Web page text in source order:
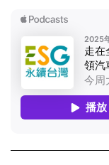
2025／03／19 (三) 活動時間：09:00-
地點：遠東香
南路二段201號） 活動主題：打造零碳經
永續布局 活動網址：
https://
VOLVO如何成
請VOLVO國際
方品淇，分享
標，並開創產業的新格局！
長 – 王之杰 與談人 | VOLVO國際富豪汽車通路暨
事業發展部經理 - 方品淇 - 以